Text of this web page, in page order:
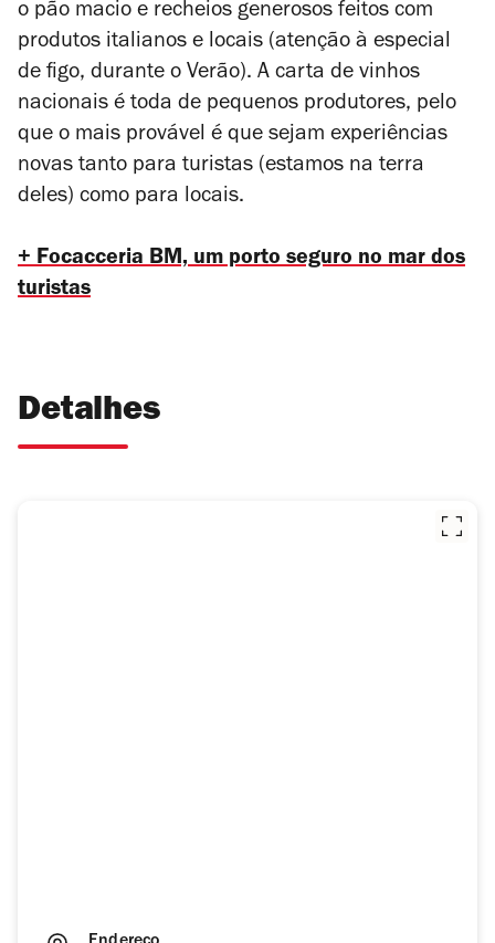
o pão macio e recheios generosos feitos com
produtos italianos e locais (atenção à especial
de figo, durante o Verão). A carta de vinhos
nacionais é toda de pequenos produtores, pelo
que o mais provável é que sejam experiências
novas tanto para turistas (estamos na terra
deles) como para locais.
+ Focacceria BM, um porto seguro no mar dos
turistas
Detalhes